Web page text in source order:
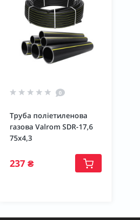
0
Труба поліетиленова
газова Valrom SDR-17,6
75х4,3
237 ₴